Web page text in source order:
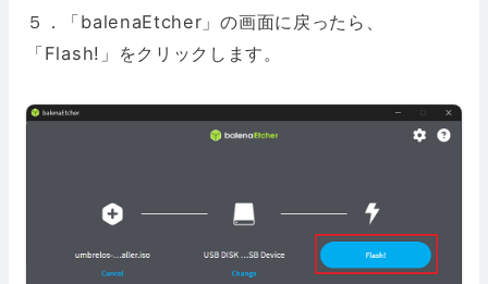
５．「balenaEtcher」の画面に戻ったら、
「Flash!」をクリックします。